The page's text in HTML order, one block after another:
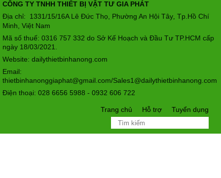
CÔNG TY TNHH THIẾT BỊ VẬT TƯ GIA PHÁT
Địa chỉ: 1331/15/16A Lê Đức Thọ, Phường An Hội Tây, Tp.Hồ Chí
Minh, Việt Nam
Mã số thuế: 0316 757 332 do Sở Kế Hoạch và Đầu Tư TP.HCM cấp
ngày 18/03/2021.
Website: dailythietbinhanong.com
Email:
thietbinhanonggiaphat@gmail.com/Sales1@dailythietbinhanong.com
Điện thoại: 028 6656 5988 - 0932 606 722
Trang chủ Hỗ trợ Tuyển dụng